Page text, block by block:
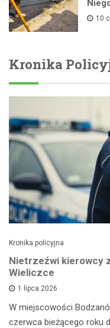
10
Kronika
Kronika policyjna
Nietrzeźwi kierowcy
Wieliczce
1 lipca 2026
W miejscowości
czerwca bieżącego roku